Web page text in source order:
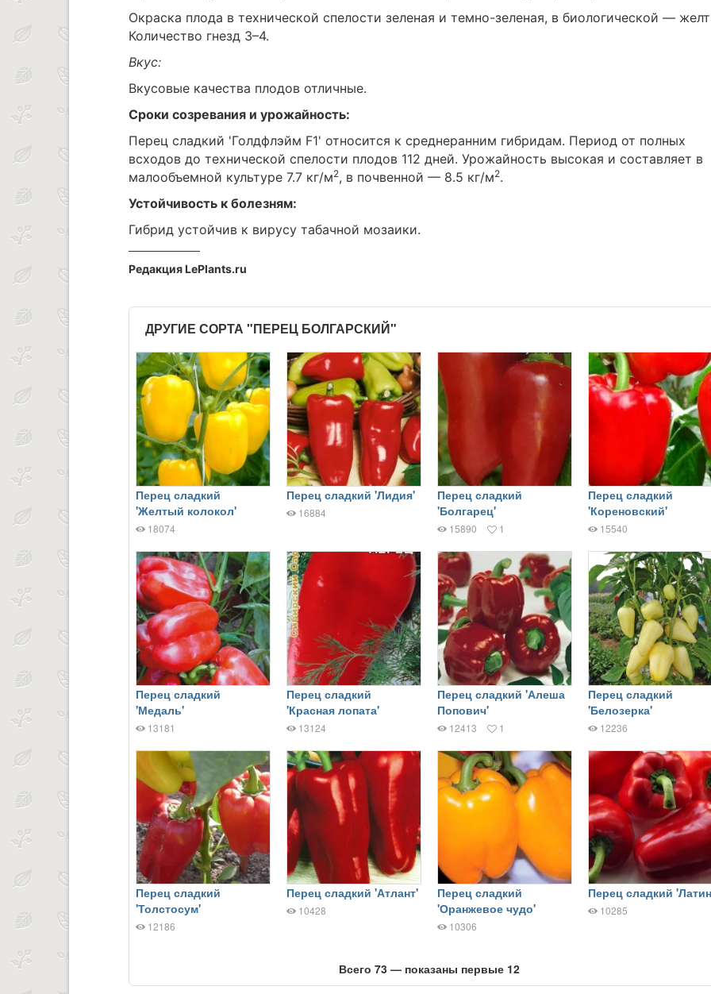
Окраска плода в технической спелости зеленая и темно-зеленая, в биологической —
Количество гнезд 3–4.
Вкус:
Вкусовые качества плодов отличные.
Сроки созревания и урожайность:
Перец сладкий 'Голдфлэйм F1' относится к среднеранним гибридам. Период от полных
всходов до технической спелости плодов 112 дней. Урожайность высокая и составляет в
малообъемной культуре 7.7 кг/м2, в почвенной — 8.5 кг/м2.
Устойчивость к болезням:
Гибрид устойчив к вирусу табачной мозаики.
Редакция LePlants.ru
ДРУГИЕ СОРТА "ПЕРЕЦ БОЛГАРСКИЙ"
Перец сладкий
'Желтый колокол'
18074
Перец сладкий 'Лидия'
16884
Перец сладкий
'Болгарец'
15890 1
Перец сладкий
'Кореновский'
15540
Перец сладкий
'Медаль'
13181
Перец сладкий
'Красная лопата'
13124
Перец сладкий 'Алеша
Попович'
12413 1
Перец сладкий
'Белозерка'
12236
Перец сладкий
'Толстосум'
12186
Перец сладкий 'Атлант'
10428
Перец сладкий
'Оранжевое чудо'
10306
Перец сладкий
10285
Всего 73 — показаны первые 12